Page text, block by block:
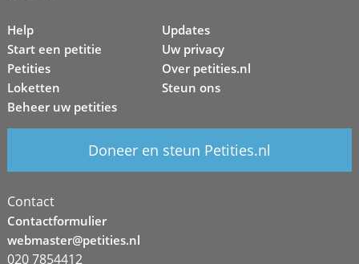
Help
Start een petitie
Petities
Loketten
Beheer uw petities
Updates
Uw privacy
Over petities.nl
Steun ons
Doneer en steun Petities.nl
Contact
Contactformulier
webmaster@petities.nl
020 7854412